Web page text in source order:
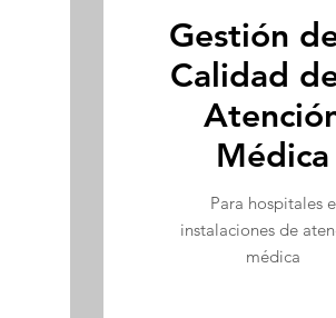
Gestión
Calidad
Médica
Para hospitales e
instalaciones de
médica